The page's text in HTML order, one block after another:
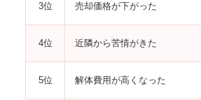
3位 売却価格が下がった
4位 近隣から苦情がきた
5位 解体費用が高くなった